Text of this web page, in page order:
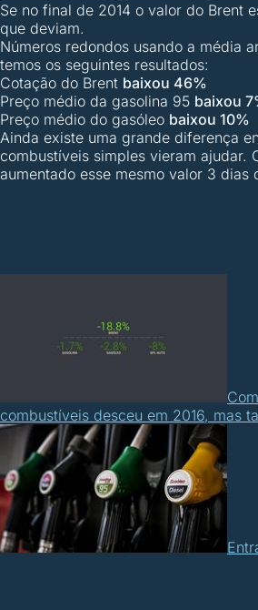
Se no final de 2014 o valor do Brent
que deviam.
Números redondos usando a média
temos os seguintes resultados:
Cotação do Brent baixou 46%
Preço médio da gasolina 95 baixou
Preço médio do gasóleo baixou 10%
Ainda existe uma grande diferença
combustíveis simples vieram ajudar.
aumentado esse mesmo valor 3
combustíveis desceu em 2016, mas